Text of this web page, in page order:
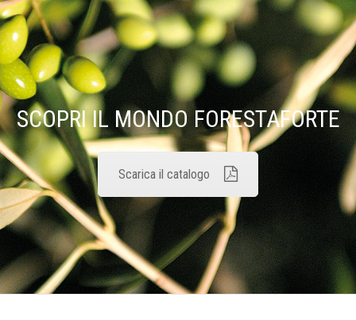
SCOPRI IL MONDO FORESTAFORTE
Scarica il catalogo